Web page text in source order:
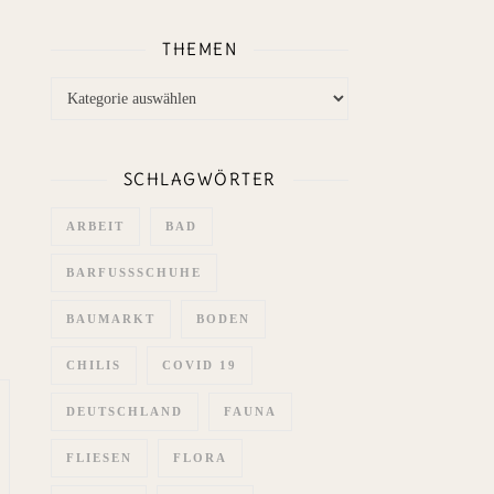
THEMEN
SCHLAGWÖRTER
ARBEIT BAD
BARFUSSSCHUHE
BAUMARKT BODEN
CHILIS COVID 19
DEUTSCHLAND FAUNA
FLIESEN FLORA